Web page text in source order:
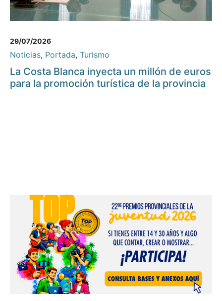
29/07/2026
Noticias, Portada, Turismo
La Costa Blanca inyecta un millón de euros
para la promoción turística de la provincia